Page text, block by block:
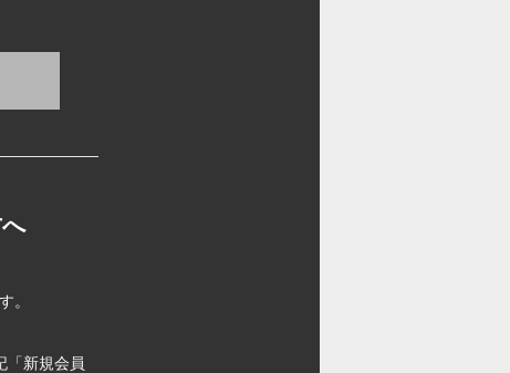
。
「新規会員